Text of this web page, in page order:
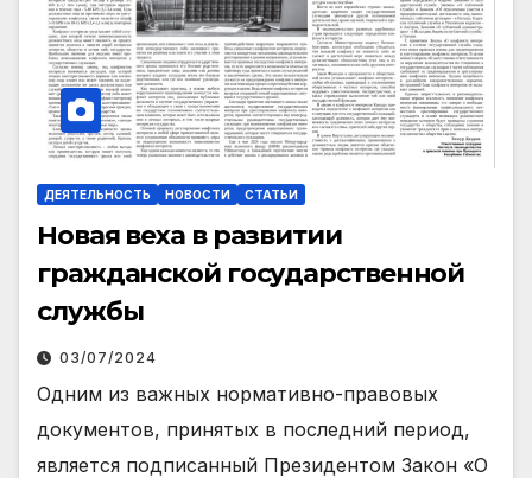
ДЕЯТЕЛЬНОСТЬ НОВОСТИ СТАТЬИ
Новая веха в развитии
гражданской государственной
службы
03/07/2024
Одним из важных нормативно-правовых
документов, принятых в последний период,
является подписанный Президентом Закон «О